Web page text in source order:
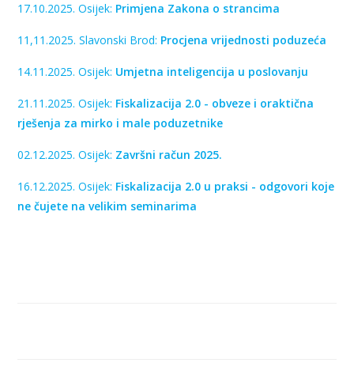
17.10.2025. Osijek: Primjena Zakona o strancima
11,11.2025. Slavonski Brod: Procjena vrijednosti poduzeća
14.11.2025. Osijek: Umjetna inteligencija u poslovanju
21.11.2025. Osijek: Fiskalizacija 2.0 - obveze i oraktična
rješenja za mirko i male poduzetnike
02.12.2025. Osijek: Završni račun 2025.
16.12.2025. Osijek: Fiskalizacija 2.0 u praksi - odgovori koje
ne čujete na velikim seminarima